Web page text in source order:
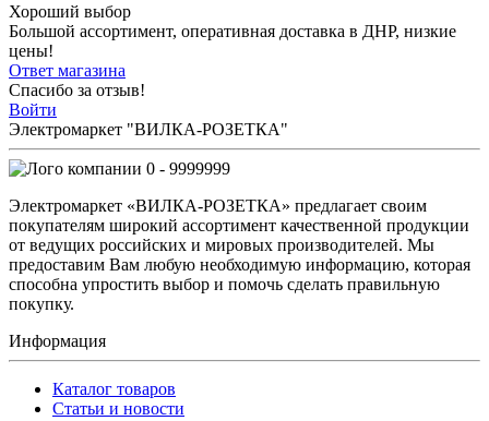
Хороший выбор
Большой ассортимент, оперативная доставка в ДНР, низкие
цены!
Ответ магазина
Спасибо за отзыв!
Войти
Электромаркет "ВИЛКА-РОЗЕТКА"
0 - 9999999
Электромаркет «ВИЛКА-РОЗЕТКА» предлагает своим
покупателям широкий ассортимент качественной продукции
от ведущих российских и мировых производителей. Мы
предоставим Вам любую необходимую информацию, которая
способна упростить выбор и помочь сделать правильную
покупку.
Информация
Каталог товаров
Статьи и новости